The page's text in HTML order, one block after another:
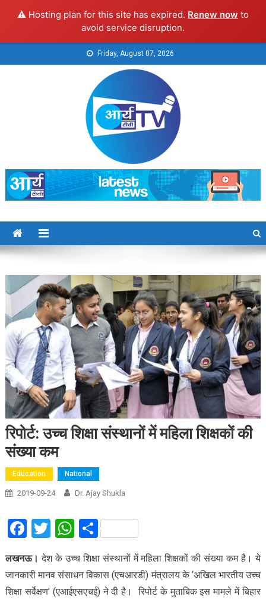
⚠️ Hosting plan for this site has expired. Renew now to
avoid service disruption.
to
Friday, August 07, 2026
Arya TV
रिपोर्ट: उच्च शिक्षा संस्थानों में महिला शिक्षकों की
संख्या कम
Education National
2019-09-24 Dr. Ajay Shukla
Facebook
Twitter
WhatsApp
Share
लखनऊ। देश के उच्च शिक्षा संस्थानों में महिला शिक्षकों की संख्या कम है। ये
जानकारी मानव संसाधन विकास (एचआरडी) मंत्रालय के ‘अखिल भारतीय उच्च
शिक्षा सर्वेक्षण’ (एआईएसएचई) ने दी है। रिपोर्ट के मुताबिक इस मामले में बिहार